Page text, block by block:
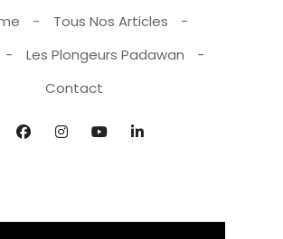
Tous Nos Articles
Les Plongeurs Padawan
Contact